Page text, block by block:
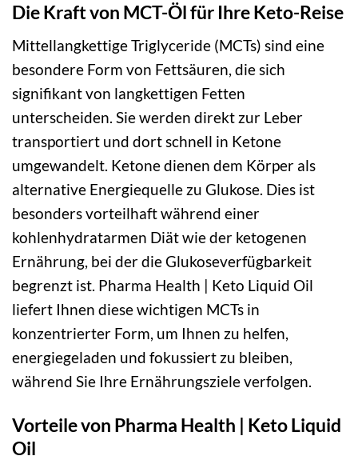
Die Kraft von MCT-Öl für Ihre Keto-Reise
Mittellangkettige Triglyceride (MCTs) sind eine
besondere Form von Fettsäuren, die sich
signifikant von langkettigen Fetten
unterscheiden. Sie werden direkt zur Leber
transportiert und dort schnell in Ketone
umgewandelt. Ketone dienen dem Körper als
alternative Energiequelle zu Glukose. Dies ist
besonders vorteilhaft während einer
kohlenhydratarmen Diät wie der ketogenen
Ernährung, bei der die Glukoseverfügbarkeit
begrenzt ist. Pharma Health | Keto Liquid Oil
liefert Ihnen diese wichtigen MCTs in
konzentrierter Form, um Ihnen zu helfen,
energiegeladen und fokussiert zu bleiben,
während Sie Ihre Ernährungsziele verfolgen.
Vorteile von Pharma Health | Keto Liquid
Oil